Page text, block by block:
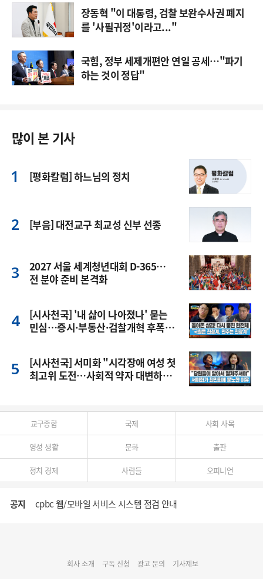
장동혁 "이 대통령, 검찰 보완수사권 폐지
를 '사필귀정'이라고..."
국힘, 정부 세제개편안 연일 공세…"파기
하는 것이 정답"
많이 본 기사
[평화칼럼] 하느님의 정치
[부음] 대전교구 최교성 신부 선종
2027 서울 세계청년대회 D-365…
전 분야 준비 본격화
[시사천국] '내 삶이 나아졌나' 묻는
민심…증시·부동산·검찰개혁 후폭
[시사천국] 서미화 "시각장애 여성 첫
최고위 도전…사회적 약자 대변하겠
교구종합 국제 사회 사목
영성 생활 문화 출판
정치 경제 사람들 오피니언
공지 cpbc 웹/모바일 서비스 시스템 점검 안내
명동 미디어큐브 & 1898 미디어월 공모전 수상작 발표
회사 소개 구독 신청 광고 문의 기사제보